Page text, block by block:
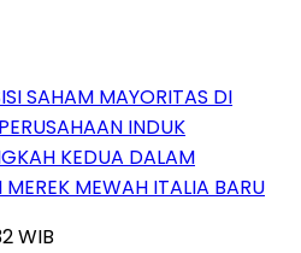
SAHAM MAYORITAS DI
INDUK
KEDUA DALAM
MEWAH ITALIA BARU
WIB